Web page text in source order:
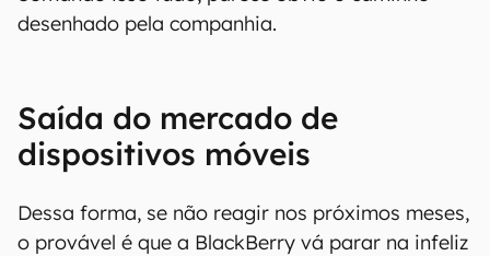
desenhado pela companhia.
Saída do mercado de
dispositivos móveis
Dessa forma, se não reagir nos próximos meses,
o provável é que a BlackBerry vá parar na infeliz